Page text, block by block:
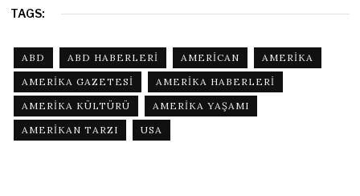
TAGS:
ABD ABD HABERLERI AMERICAN
AMERIKA
AMERIKA GAZETESI
AMERIKA HABERLERI
AMERIKA KÜLTÜRÜ
AMERIKA YAŞAMI
AMERIKAN TARZI
USA